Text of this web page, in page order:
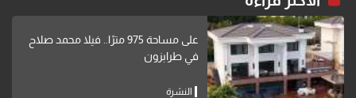
على مساحة 975 مترًا.. فيلا محمد صلاح
في طرابزون
النشرة